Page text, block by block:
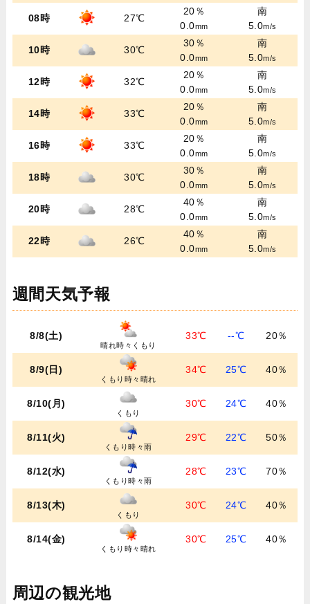
08時 27℃
20％
0.0mm
南
5.0m/s
10時 30℃
30％
0.0mm
南
5.0m/s
12時 32℃
20％
0.0mm
南
5.0m/s
14時 33℃
20％
0.0mm
南
5.0m/s
16時 33℃
20％
0.0mm
南
5.0m/s
18時 30℃
30％
0.0mm
南
5.0m/s
20時 28℃
40％
0.0mm
南
5.0m/s
22時 26℃
40％
0.0mm
南
5.0m/s
週間天気予報
8/8(土)
晴れ時々くもり
33℃ --℃ 20％
8/9(日)
くもり時々晴れ
34℃ 25℃ 40％
8/10(月)
くもり
30℃ 24℃ 40％
8/11(火)
くもり時々雨
29℃ 22℃ 50％
8/12(水)
くもり時々雨
28℃ 23℃ 70％
8/13(木)
くもり
30℃ 24℃ 40％
8/14(金)
くもり時々晴れ
30℃ 25℃ 40％
周辺の観光地